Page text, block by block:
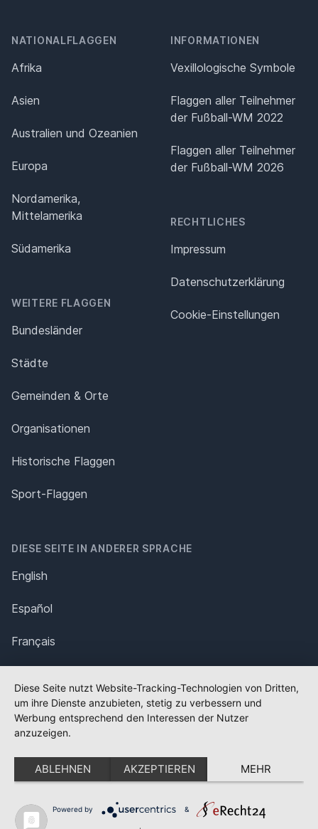
NATIONALFLAGGEN
Afrika
Asien
Australien und Ozeanien
Europa
Nordamerika,
Mittelamerika
Südamerika
WEITERE FLAGGEN
Bundesländer
Städte
Gemeinden & Orte
Organisationen
Historische Flaggen
Sport-Flaggen
INFORMATIONEN
Vexillologische Symbole
Flaggen aller Teilnehmer
der Fußball-WM 2022
Flaggen aller Teilnehmer
der Fußball-WM 2026
RECHTLICHES
Impressum
Datenschutz­erklärung
Cookie-Einstellungen
DIESE SEITE IN ANDERER SPRACHE
English
Español
Français
Polska
Português
Nederlands
Svenska
Diese Seite nutzt Website-Tracking-Technologien von Dritten,
um ihre Dienste anzubieten, stetig zu verbessern und
Werbung entsprechend den Interessen der Nutzer
anzuzeigen.
ABLEHNEN AKZEPTIEREN MEHR
Powered by &